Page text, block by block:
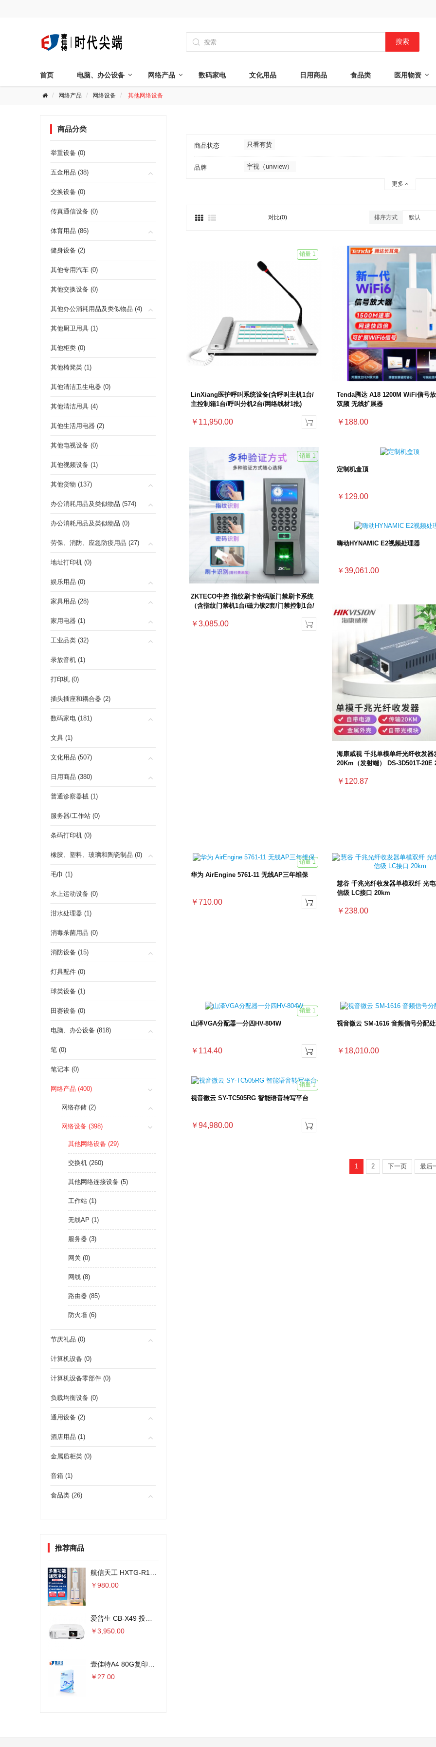
 搜索
首页 电脑、办公设备 网络产品 数码家电 文化用品 日用商品 食品类 医用物资
网络产品 网络设备 其他网络设备
商品分类
举重设备 (0)
五金用品 (38)
交换设备 (0)
传真通信设备 (0)
体育用品 (86)
健身设备 (2)
其他专用汽车 (0)
其他交换设备 (0)
其他办公消耗用品及类似物品 (4)
其他厨卫用具 (1)
其他柜类 (0)
其他椅凳类 (1)
其他清洁卫生电器 (0)
其他清洁用具 (4)
其他生活用电器 (2)
其他电视设备 (0)
其他视频设备 (1)
其他货物 (137)
办公消耗用品及类似物品 (574)
办公消耗用品及类似物品 (0)
劳保、消防、应急防疫用品 (27)
地址打印机 (0)
娱乐用品 (0)
家具用品 (28)
家用电器 (1)
工业品类 (32)
录放音机 (1)
打印机 (0)
插头插座和耦合器 (2)
数码家电 (181)
文具 (1)
文化用品 (507)
日用商品 (380)
普通诊察器械 (1)
服务器/工作站 (0)
条码打印机 (0)
橡胶、塑料、玻璃和陶瓷制品 (0)
毛巾 (1)
水上运动设备 (0)
泔水处理器 (1)
消毒杀菌用品 (0)
消防设备 (15)
灯具配件 (0)
球类设备 (1)
田赛设备 (0)
电脑、办公设备 (818)
笔 (0)
笔记本 (0)
网络产品 (400)
网络存储 (2)
网络设备 (398)
其他网络设备 (29)
交换机 (260)
其他网络连接设备 (5)
工作站 (1)
无线AP (1)
服务器 (3)
网关 (0)
网线 (8)
路由器 (85)
防火墙 (6)
节庆礼品 (0)
计算机设备 (0)
计算机设备零部件 (0)
负载均衡设备 (0)
通用设备 (2)
酒店用品 (1)
金属质柜类 (0)
音箱 (1)
食品类 (26)
推荐商品
￥980.00
￥3,950.00
￥27.00
商品状态 只看有货
品牌 宇视（uniview）
更多
对比(0) 排序方式
销量 1
LinXiang医护呼叫系统设备(含呼叫主机1台/
主控制箱1台/呼叫分机2台/网络线材1批)
￥11,950.00 
Tenda腾达 A18 1200M WiFi信号
双频 无线扩展器
￥188.00
销量 1
ZKTECO中控 指纹刷卡密码版门禁刷卡系统
（含指纹门禁机1台/磁力锁2套/门禁控制1台/
￥3,085.00 
定制机盒顶
￥129.00
嗨动HYNAMIC E2视频处理器
￥39,061.00
海康威视 千兆单模单纤光纤收发器
20Km（发射端） DS-3D501T-20E
￥120.87
销量 1
华为 AirEngine 5761-11 无线AP三年维保
￥710.00 
慧谷 千兆光纤收发器单模双纤 光
信级 LC接口 20km
￥238.00
销量 1
山泽VGA分配器一分四HV-804W
￥114.40 
视音微云 SM-1616 音频信号分配
￥18,010.00
销量 1
视音微云 SY-TC505RG 智能语音转写平台
￥94,980.00 
1 2 下一页 最后